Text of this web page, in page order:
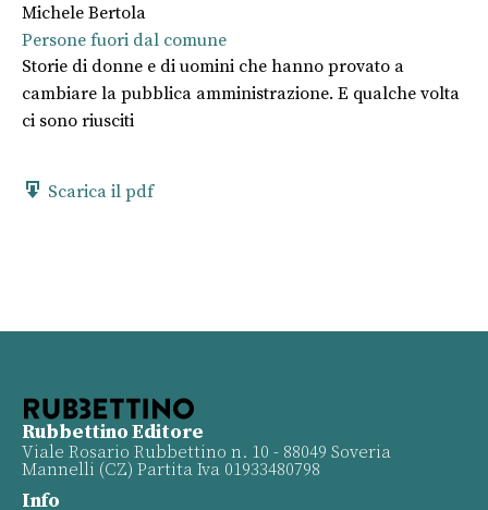
Michele Bertola
Persone fuori dal comune
Storie di donne e di uomini che hanno provato a
cambiare la pubblica amministrazione. E qualche volta
ci sono riusciti
Scarica il pdf
Rubbettino Editore
Viale Rosario Rubbettino n. 10 - 88049 Soveria
Mannelli (CZ) Partita Iva 01933480798
Info